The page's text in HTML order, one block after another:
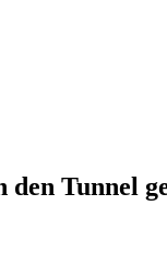
Tunnel